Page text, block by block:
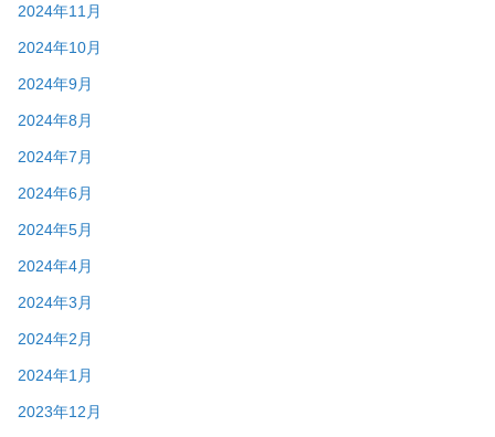
2024年11月
2024年10月
2024年9月
2024年8月
2024年7月
2024年6月
2024年5月
2024年4月
2024年3月
2024年2月
2024年1月
2023年12月